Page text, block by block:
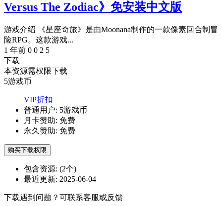
Versus The Zodiac》免安装中文版
游戏介绍 《星座奇旅》是由Moonana制作的一款像素回合制冒
险RPG。这款游戏...
1 年前 0 0 2 5
下载
本资源需权限下载
5游戏币
VIP折扣
普通用户: 5游戏币
月卡赞助: 免费
永久赞助: 免费
购买下载权限
包含资源: (2个)
最近更新: 2025-06-04
下载遇到问题？可联系客服或反馈